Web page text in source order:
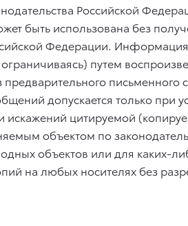
Российской
быть использована без
Федерации.
путем
допускается только при
искажений цитируемой
объектом по
объектов или для каких-
на любых носителях без